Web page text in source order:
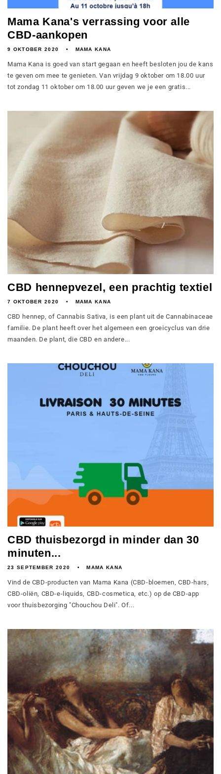
Mama Kana's verrassing voor alle
CBD-aankopen
9 OKTOBER 2020 MAMA KANA
Mama Kana is goed van start gegaan en heeft besloten jou de kans
te geven om mee te genieten. Van vrijdag 9 oktober om 18.00 uur
tot zondag 11 oktober om 18.00 uur geven we je een gratis...
CBD hennepvezel, een prachtig textiel
7 OKTOBER 2020 MAMA KANA
CBD hennep, of Cannabis Sativa, is een plant uit de Cannabinaceae
familie. De plant heeft over het algemeen een groeicyclus van drie
maanden. De plant, die CBD en andere...
CBD thuisbezorgd in minder dan 30
minuten...
23 SEPTEMBER 2020 MAMA KANA
Vind de CBD-producten van Mama Kana (CBD-bloemen, CBD-hars,
CBD-oliën, CBD-e-liquids, CBD-cosmetica, etc.) op de CBD-app
voor thuisbezorging "Chouchou Deli". Of...